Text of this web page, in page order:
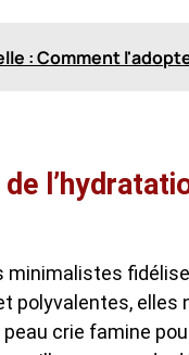
: Comment
de
minimalistes
polyvalentes, elles
crie famine